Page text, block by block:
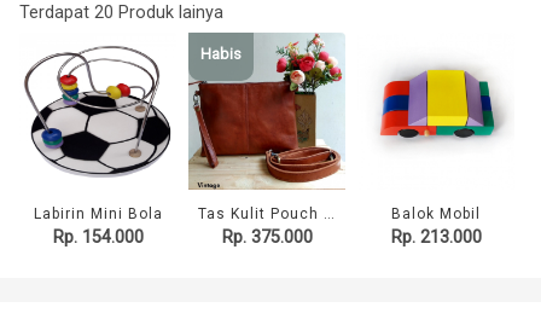
Terdapat 20 Produk lainya
Labirin Mini Bola
Rp. 154.000
Habis
Tas Kulit Pouch Saheka
Rp. 375.000
Balok Mobil
Rp. 213.000